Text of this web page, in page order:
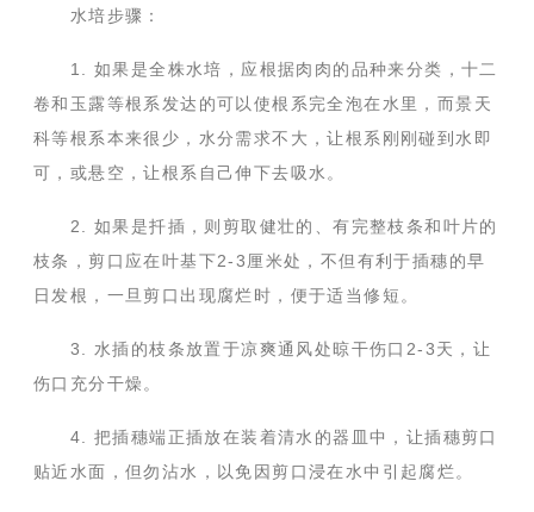
水培步骤：
1. 如果是全株水培，应根据肉肉的品种来分类，十二
卷和玉露等根系发达的可以使根系完全泡在水里，而景天
科等根系本来很少，水分需求不大，让根系刚刚碰到水即
可，或悬空，让根系自己伸下去吸水。
2. 如果是扦插，则剪取健壮的、有完整枝条和叶片的
枝条，剪口应在叶基下2-3厘米处，不但有利于插穗的早
日发根，一旦剪口出现腐烂时，便于适当修短。
3. 水插的枝条放置于凉爽通风处晾干伤口2-3天，让
伤口充分干燥。
4. 把插穗端正插放在装着清水的器皿中，让插穗剪口
贴近水面，但勿沾水，以免因剪口浸在水中引起腐烂。